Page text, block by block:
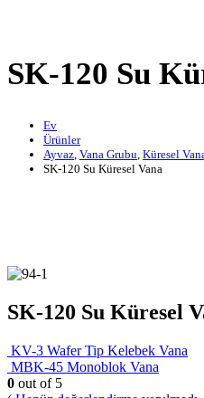
SK-120 Su
Ev
Ürünler
Ayvaz, Vana Grubu, Küresel
SK-120 Su Küresel Vana
SK-120 Su Küresel
KV-3 Wafer Tip Kelebek Vana
MBK-45 Monoblok Vana
0 out of 5